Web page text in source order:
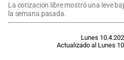
La cotización libre mostró una leve
la semana pasada.
Lunes
Actualizado al Lunes